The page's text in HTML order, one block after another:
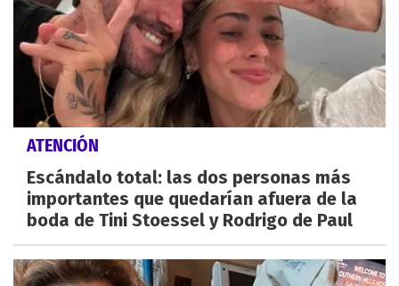
ATENCIÓN
Escándalo total: las dos personas más
importantes que quedarían afuera de la
boda de Tini Stoessel y Rodrigo de Paul